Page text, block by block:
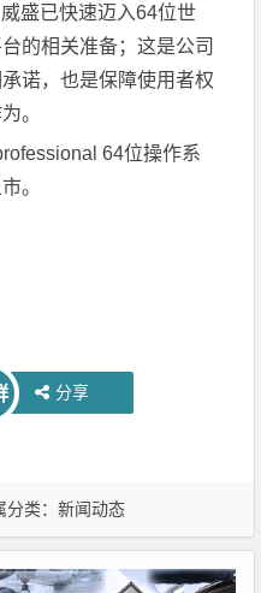
盛已快速迈入64位世
的相关准备；这是公司
诺，也是保障使用者权
。
64位操作系
。
分享
分类：新闻动态